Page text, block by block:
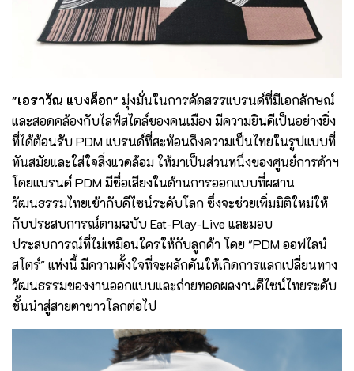
"เอราวัณ แบงค็อก" มุ่งมั่นในการคัดสรรแบรนด์ที่มีเอกลักษณ์
และสอดคล้องกับไลฟ์สไตล์ของคนเมือง มีความยินดีเป็นอย่างยิ่ง
ที่ได้ต้อนรับ PDM แบรนด์ที่สะท้อนถึงความเป็นไทยในรูปแบบที่
ทันสมัยและใส่ใจสิ่งแวดล้อม ให้มาเป็นส่วนหนึ่งของศูนย์การค้าฯ
โดยแบรนด์ PDM มีชื่อเสียงในด้านการออกแบบที่ผสาน
วัฒนธรรมไทยเข้ากับดีไซน์ระดับโลก ซึ่งจะช่วยเพิ่มมิติใหม่ให้
กับประสบการณ์ตามฉบับ Eat-Play-Live และมอบ
ประสบการณ์ที่ไม่เหมือนใครให้กับลูกค้า โดย "PDM ออฟไลน์
สโตร์" แห่งนี้ มีความตั้งใจที่จะผลักดันให้เกิดการแลกเปลี่ยนทาง
วัฒนธรรมของงานออกแบบและถ่ายทอดผลงานดีไซน์ไทยระดับ
ชั้นนำสู่สายตาชาวโลกต่อไป